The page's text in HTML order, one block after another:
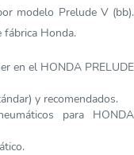
modelo Prelude V (bb).
fábrica Honda.
en el HONDA PRELUDE
y recomendados.
para HONDA